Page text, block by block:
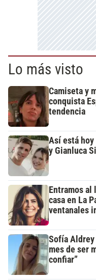
Lo más visto
Camiseta y
conquista
tendencia
Así está
y Gianluca
Entramos
casa en La
ventanales
Sofía
mes de ser
confiar”